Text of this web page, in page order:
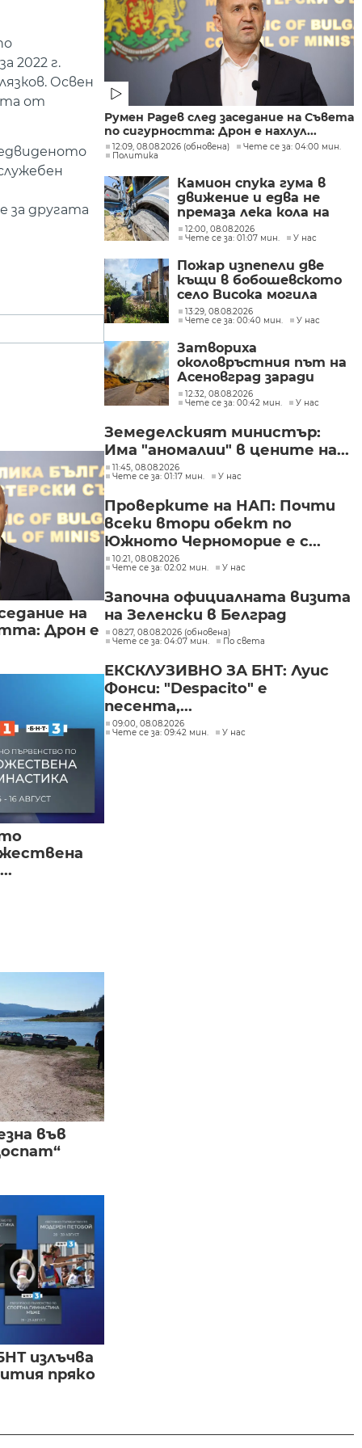
2022 г.
Освен
от
за другата
на
Дрон е
във
излъчва
пряко
Румен Радев след заседание на Съвета
по сигурността: Дрон е нахлул...
12:09, 08.08.2026 (обновена)
Чете се за: 04:00 мин.
Политика
Камион спука гума в
движение и едва не
премаза лека кола на
Подбалканския път
(СНИМКИ)
12:00, 08.08.2026
Чете се за: 01:07 мин.
У нас
Пожар изпепели две
къщи в бобошевското
село Висока могила
(СНИМКИ)
13:29, 08.08.2026
Чете се за: 00:40 мин.
У нас
Затвориха
околовръстния път на
Асеновград заради
пожар (СНИМКИ)
12:32, 08.08.2026
Чете се за: 00:42 мин.
У нас
Земеделският министър:
Има "аномалии" в цените на...
11:45, 08.08.2026
Чете се за: 01:17 мин.
У нас
Проверките на НАП: Почти
всеки втори обект по
Южното Черноморие е с...
10:21, 08.08.2026
Чете се за: 02:02 мин.
У нас
Започна официалната визита
на Зеленски в Белград
08:27, 08.08.2026 (обновена)
Чете се за: 04:07 мин.
По света
ЕКСКЛУЗИВНО ЗА БНТ: Луис
Фонси: "Despacito" е
песента,...
09:00, 08.08.2026
Чете се за: 09:42 мин.
У нас